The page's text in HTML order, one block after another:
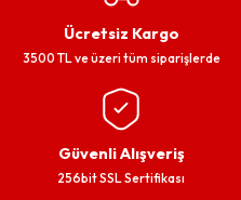
Ücretsiz Kargo
3500 TL ve üzeri tüm siparişlerde
Güvenli Alışveriş
256bit SSL Sertifikası